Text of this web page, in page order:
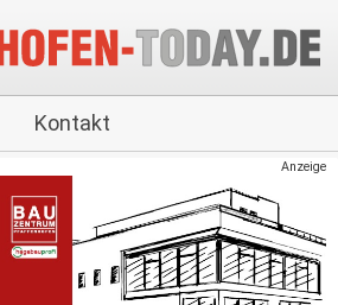
Kontakt
Anzeige